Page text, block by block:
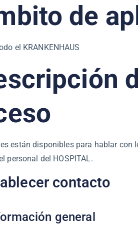
de
el KRANKENHAUS
están disponibles para hablar con
personal del HOSPITAL.
contacto
general